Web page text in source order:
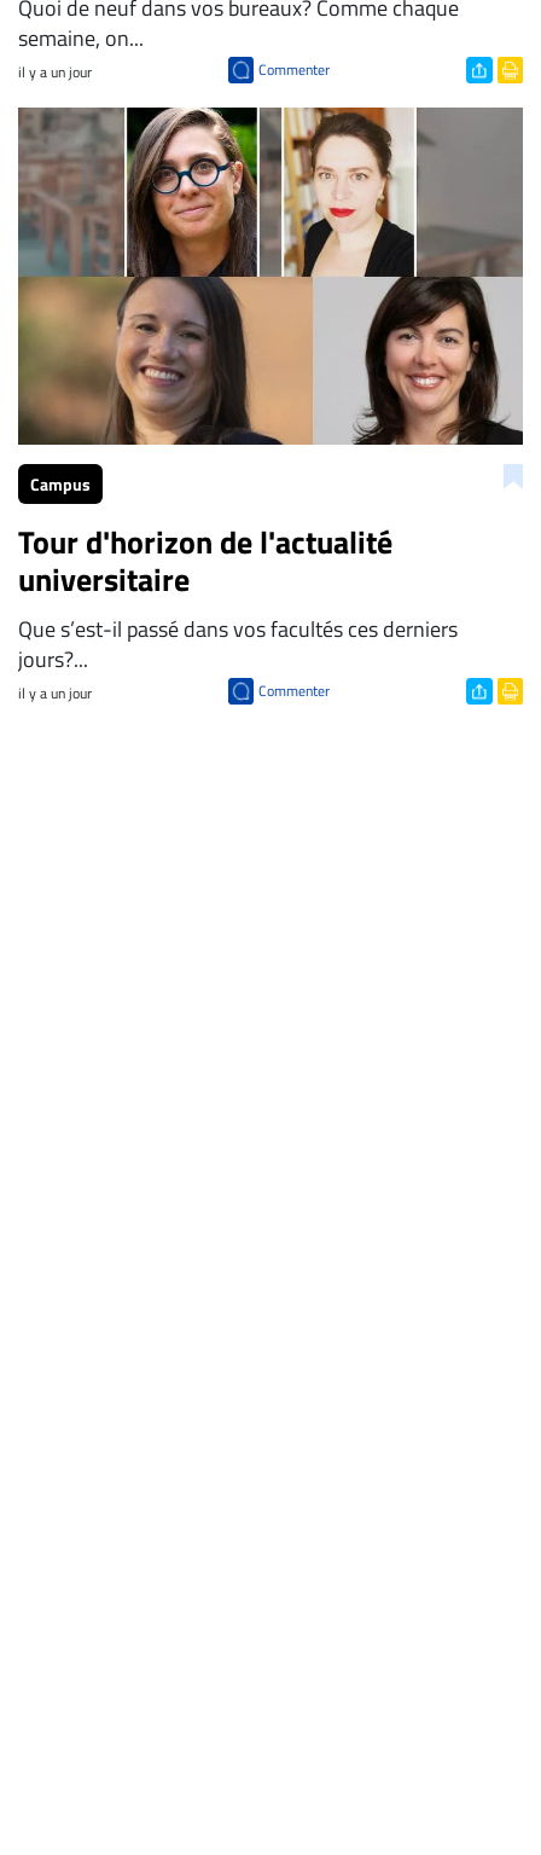
Quoi de neuf dans vos bureaux? Comme chaque
semaine, on...
il y a un jour Commenter
Campus
Tour d'horizon de l'actualité
universitaire
Que s’est-il passé dans vos facultés ces derniers
jours?...
il y a un jour Commenter